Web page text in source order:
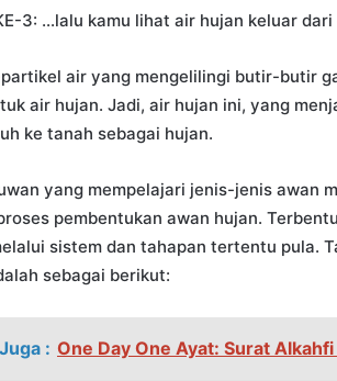
3: …lalu kamu lihat air hujan keluar
air yang mengelilingi butir-butir
air hujan. Jadi, air hujan ini, yang
ke tanah sebagai hujan.
yang mempelajari jenis-jenis awan
pembentukan awan hujan.
sistem dan tahapan tertentu pula.
sebagai berikut:
: One Day One Ayat: Surat